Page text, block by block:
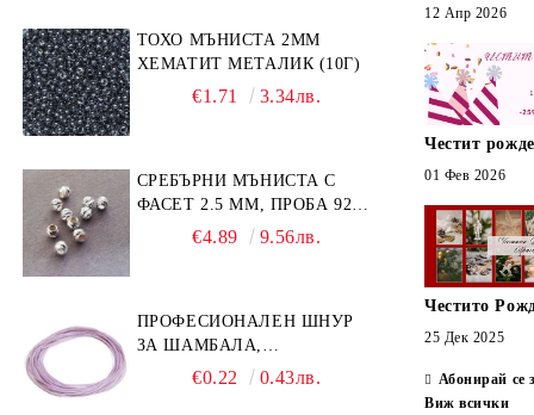
ТОХО МЪНИСТА 2ММ
ХЕМАТИТ МЕТАЛИК (10Г)
€1.71 3.34лв.
СРЕБЪРНИ МЪНИСТА С
ФАСЕТ 2.5 ММ, ПРОБА 925
€4.89 9.56лв.
ПРОФЕСИОНАЛЕН ШНУР
ЗА ШАМБАЛА,
МИКРОМАКРАМЕ И
€0.22 0.43лв.
12 Апр 2026
Честит
01 Фев 2026
Честито
25 Дек 2025
Абонирай се
Виж всички